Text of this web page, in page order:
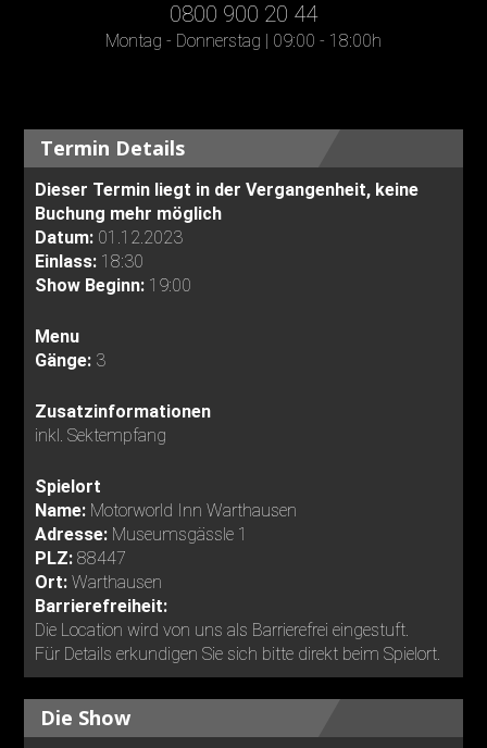
0800 900 20 44
Montag - Donnerstag | 09:00 - 18:00h
Termin Details
Dieser Termin liegt in der Vergangenheit, keine
Buchung mehr möglich
Datum: 01.12.2023
Einlass: 18:30
Show Beginn: 19:00
Menu
Gänge: 3
Zusatzinformationen
inkl. Sektempfang
Spielort
Name: Motorworld Inn Warthausen
Adresse: Museumsgässle 1
PLZ:88447
Ort:Warthausen
Barrierefreiheit:
Die Location wird von uns als Barrierefrei eingestuft.
Für Details erkundigen Sie sich bitte direkt beim Spielort.
Die Show